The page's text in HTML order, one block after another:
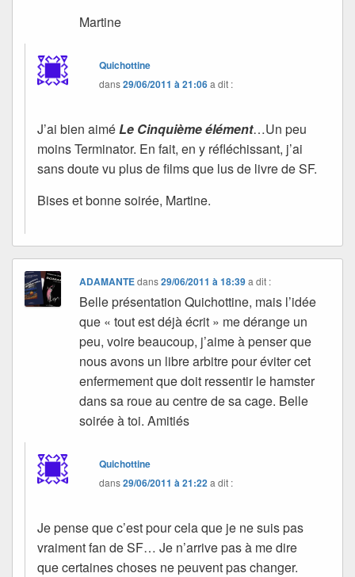
Martine
Quichottine
dans29/06/2011 à 21:06a dit :
J’ai bien aimé Le Cinquième élément…Un peu
moins Terminator. En fait, en y réfléchissant, j’ai
sans doute vu plus de films que lus de livre de SF.
Bises et bonne soirée, Martine.
ADAMANTEdans29/06/2011 à 18:39 a dit :
Belle présentation Quichottine, mais l’idée
que « tout est déjà écrit » me dérange un
peu, voire beaucoup, j’aime à penser que
nous avons un libre arbitre pour éviter cet
enfermement que doit ressentir le hamster
dans sa roue au centre de sa cage. Belle
soirée à toi. Amitiés
Quichottine
dans29/06/2011 à 21:22 a dit :
Je pense que c’est pour cela que je ne suis pas
vraiment fan de SF… Je n’arrive pas à me dire
que certaines choses ne peuvent pas changer.